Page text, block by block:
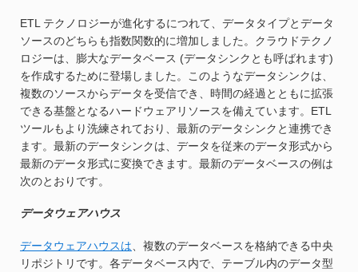
ETL テクノロジーが進化するにつれて、データタイプとデータ
ソースのどちらも指数関数的に増加しました。クラウドテクノ
ロジーは、膨大なデータベース (データシンクとも呼ばれます)
を作成するために登場しました。このようなデータシンクは、
複数のソースからデータを受信でき、時間の経過とともに拡張
できる基盤となるハードウェアリソースを備えています。ETL
ツールもより洗練されており、最新のデータシンクと連携でき
ます。最新のデータシンクは、データを従来のデータ形式から
最新のデータ形式に変換できます。最新のデータベースの例は
次のとおりです。
データウェアハウス
データウェアハウスは 、複数のデータベースを格納できる中央
リポジトリです。各データベース内で、テーブル内のデータ型